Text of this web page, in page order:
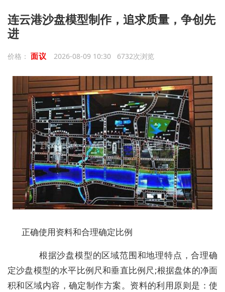
连云港沙盘模型制作，追求质量，争创先
进
价格： 面议 2026-08-09 10:30 6732次浏览
正确使用资料和合理确定比例
根据沙盘模型的区域范围和地理特点，合理确
定沙盘模型的水平比例尺和垂直比例尺;根据盘体的净面
积和区域内容，确定制作方案。资料的利用原则是：使